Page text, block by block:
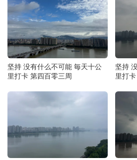
坚持 没有什么不可能 毎天十公
里打卡 第四百零三周
坚持
里打